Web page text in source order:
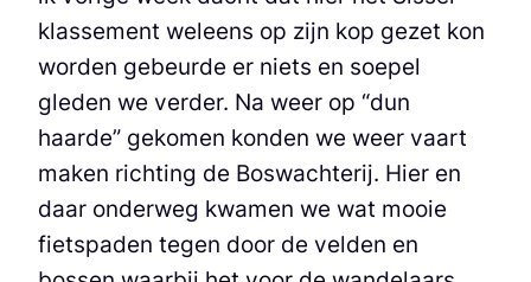
klassement weleens op zijn kop gezet kon
worden gebeurde er niets en soepel
gleden we verder. Na weer op “dun
haarde” gekomen konden we weer vaart
maken richting de Boswachterij. Hier en
daar onderweg kwamen we wat mooie
fietspaden tegen door de velden en